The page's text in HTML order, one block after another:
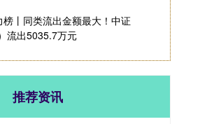
丨同类流出金额最大！中证
流出5035.7万元
推荐资讯